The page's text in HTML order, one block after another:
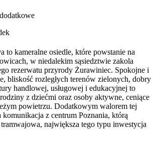
to kameralne osiedle, które powstanie na
w niedalekim sąsiedztwie zakola
rezerwatu przyrody Żurawiniec. Spokojne i
bliskość rozległych terenów zielonych, dobry
handlowej, usługowej i edukacyjnej to
z dziećmi oraz osoby aktywne, ceniące
powietrzu. Dodatkowym walorem tej
z centrum Poznania, którą
największa tego typu inwestycja